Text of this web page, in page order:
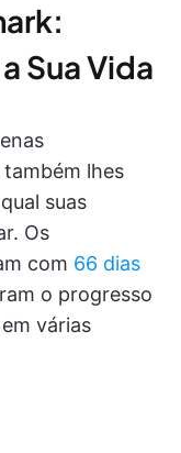
Sua Vida
lhes
suas
Os
com 66 dias
o progresso
várias